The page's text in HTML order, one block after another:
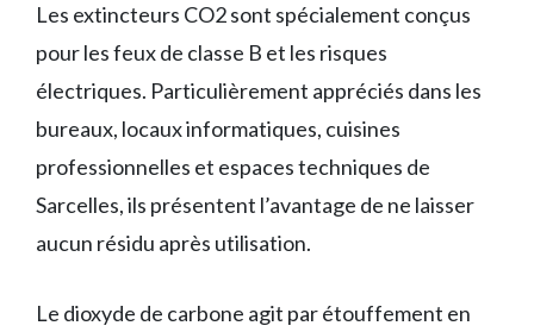
Les extincteurs CO2 sont spécialement conçus
pour les feux de classe B et les risques
électriques. Particulièrement appréciés dans les
bureaux, locaux informatiques, cuisines
professionnelles et espaces techniques de
Sarcelles, ils présentent l’avantage de ne laisser
aucun résidu après utilisation.
Le dioxyde de carbone agit par étouffement en